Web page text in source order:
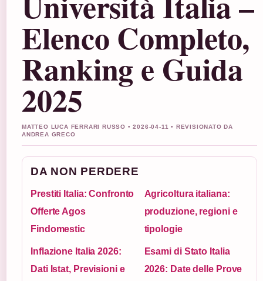
Elenco Completo,
Ranking e Guida
2025
MATTEO LUCA FERRARI RUSSO • 2026-04-11 • REVISIONATO DA
ANDREA GRECO
DA NON PERDERE
Prestiti Italia: Confronto
Offerte Agos
Findomestic
Agricoltura italiana:
produzione, regioni e
tipologie
Inflazione Italia 2026:
Dati Istat, Previsioni e
Esami di Stato Italia
2026: Date delle Prove